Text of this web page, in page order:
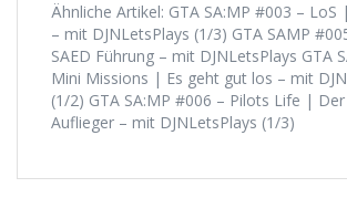
Ähnliche Artikel: GTA SA:MP #003 –
– mit DJNLetsPlays (1/3) GTA SAMP
SAED Führung – mit DJNLetsPlays GTA
Mini Missions | Es geht gut los – mit
(1/2) GTA SA:MP #006 – Pilots Life |
Auflieger – mit DJNLetsPlays (1/3)